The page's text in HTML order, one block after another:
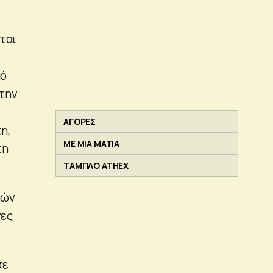
ΑΓΟΡΕΣ
ΜΕ ΜΙΑ ΜΑΤΙΑ
ΤΑΜΠΛΟ ATHEX